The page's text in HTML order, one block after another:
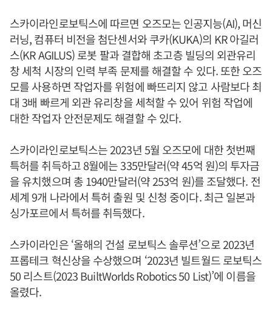
스카이라인로보틱스에 따르면 오즈모는 인공지능(AI), 머신
러닝, 컴퓨터 비전을 첨단센서와 쿠카(KUKA)의 KR 아길러
스(KR AGILUS) 로봇 팔과 결합해 초고층 빌딩의 외관유리
창 세척 시장의 인력 부족 문제를 해결할 수 있다. 또한 오즈
모를 사용하면 작업자를 위험에 빠뜨리지 않고 사람보다 최
대 3배 빠르게 외관 유리창을 세척할 수 있어 위험 작업에
대한 작업자 안전문제도 해결할 수 있다.
스카이라인로보틱스는 2023년 5월 오즈모에 대한 첫번째
특허를 취득하고 8월에는 335만달러(약 45억 원)의 투자금
을 유치했으며 총 1940만달러(약 253억 원)를 조달했다. 전
세계 9개 나라에서 특허 출원 및 신청 중이다. 최근 일본과
싱가포르에서 특허를 취득했다.
스카이라인은 ‘올해의 건설 로보틱스 솔루션’으로 2023년
프롭테크 혁신상을 수상했으며 ‘2023년 빌트월드 로보틱스
50 리스트(2023 BuiltWorlds Robotics 50 List)’에 이름을
올렸다.